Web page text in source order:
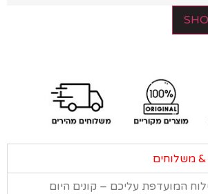
עליכם – קונים היום